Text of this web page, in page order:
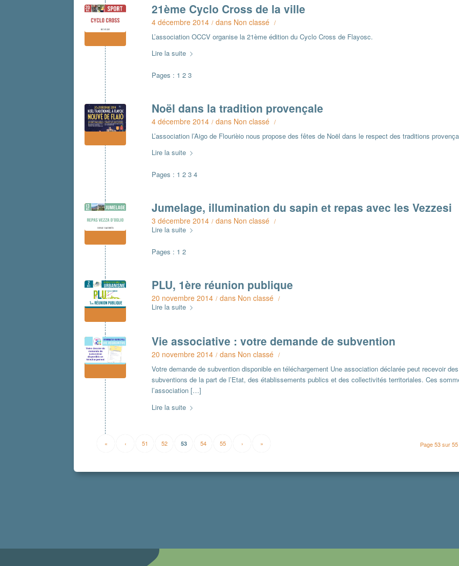
21ème Cyclo Cross de la ville
4 décembre 2014 / dans Non classé /
L’association OCCV organise la 21ème édition du Cyclo Cross de Flayosc.
Lire la suite
Pages : 1 2 3
Noël dans la tradition provençale
4 décembre 2014 / dans Non classé /
L’association l’Aigo de Flourièio nous propose des fêtes de Noël dans le respect des traditions
Lire la suite
Pages : 1 2 3 4
Jumelage, illumination du sapin et repas avec les Vezzesi
3 décembre 2014 / dans Non classé /
Lire la suite
Pages : 1 2
PLU, 1ère réunion publique
20 novembre 2014 / dans Non classé /
Lire la suite
Vie associative : votre demande de subvention
20 novembre 2014 / dans Non classé /
Votre demande de subvention disponible en téléchargement Une association déclarée peut recevoir des
subventions de la part de l’Etat, des établissements publics et des collectivités territoriales. Ces
l’association […]
Lire la suite
Page 53 sur 55
« ‹ 51 52 53 54 55 › »